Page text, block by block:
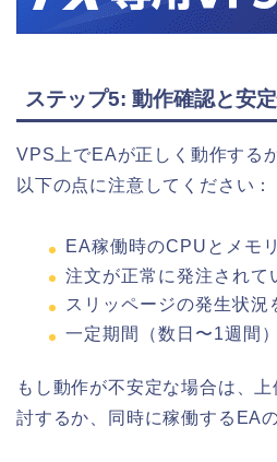
ステップ5: 動作確認と安
VPS上でEAが正しく動作する
以下の点に注意してください：
EA稼働時のCPUとメモ
注文が正常に発注されて
スリッページの発生状況
一定期間（数日〜1週間
もし動作が不安定な場合は、
討するか、同時に稼働するEA